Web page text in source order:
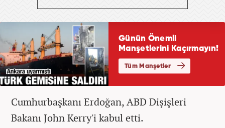
Cumhurbaşkanı Erdoğan, ABD Dişişleri
Bakanı John Kerry'i kabul etti.